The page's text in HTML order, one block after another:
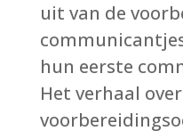
uit van de
hun eerste
Het verhaal